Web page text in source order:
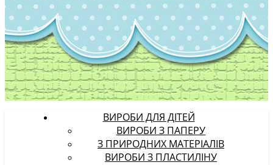
ВИРОБИ ДЛЯ ДІТЕЙ
ВИРОБИ З ПАПЕРУ
З ПРИРОДНИХ МАТЕРІАЛІВ
ВИРОБИ З ПЛАСТИЛІНУ